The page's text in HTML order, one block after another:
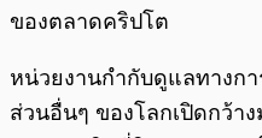
ของตลาดคริปโต
หน่วยงานกำกับดูแลทางกา
ส่วนอื่นๆ ของโลกเปิดกว้